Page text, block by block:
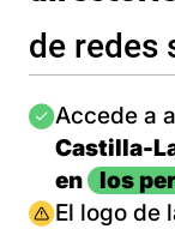
de redes
Imagen
Accede a
Castilla-
en
los
Imagen
El logo de